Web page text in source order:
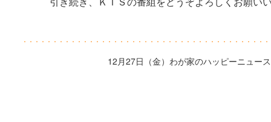
12月27日（金）わが家のハッピーニュース